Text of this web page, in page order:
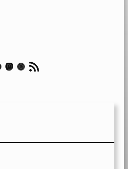
Mastodon Threads RSS-Feed